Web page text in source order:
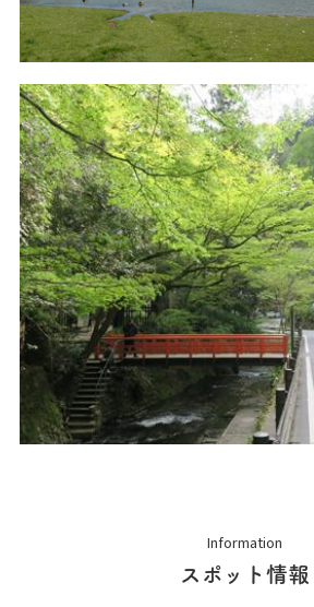
Information
スポット情報